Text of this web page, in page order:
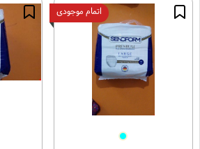
اتمام موجودی